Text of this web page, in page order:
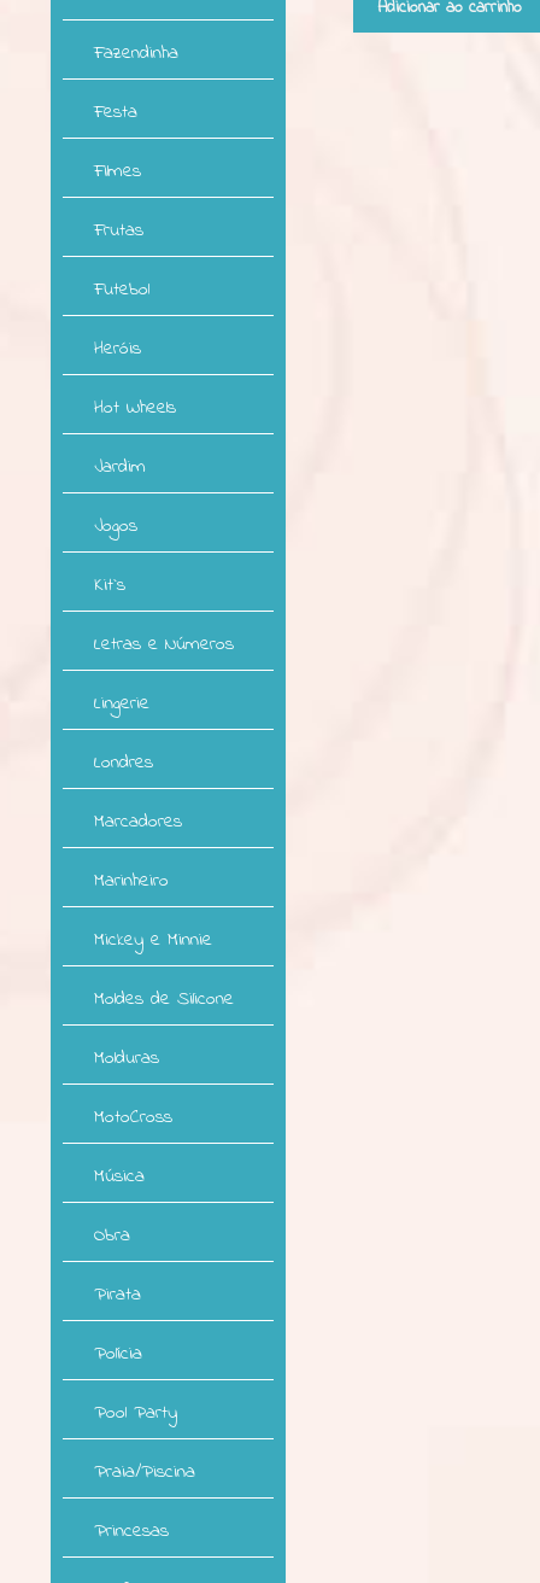
Adicionar ao carrinho
Fazendinha
Festa
Filmes
Frutas
Futebol
Heróis
Hot Wheels
Jardim
Jogos
Kit`s
Letras e Números
Lingerie
Londres
Marcadores
Marinheiro
Mickey e Minnie
Moldes de Silicone
Molduras
MotoCross
Música
Obra
Pirata
Polícia
Pool Party
Praia/Piscina
Princesas